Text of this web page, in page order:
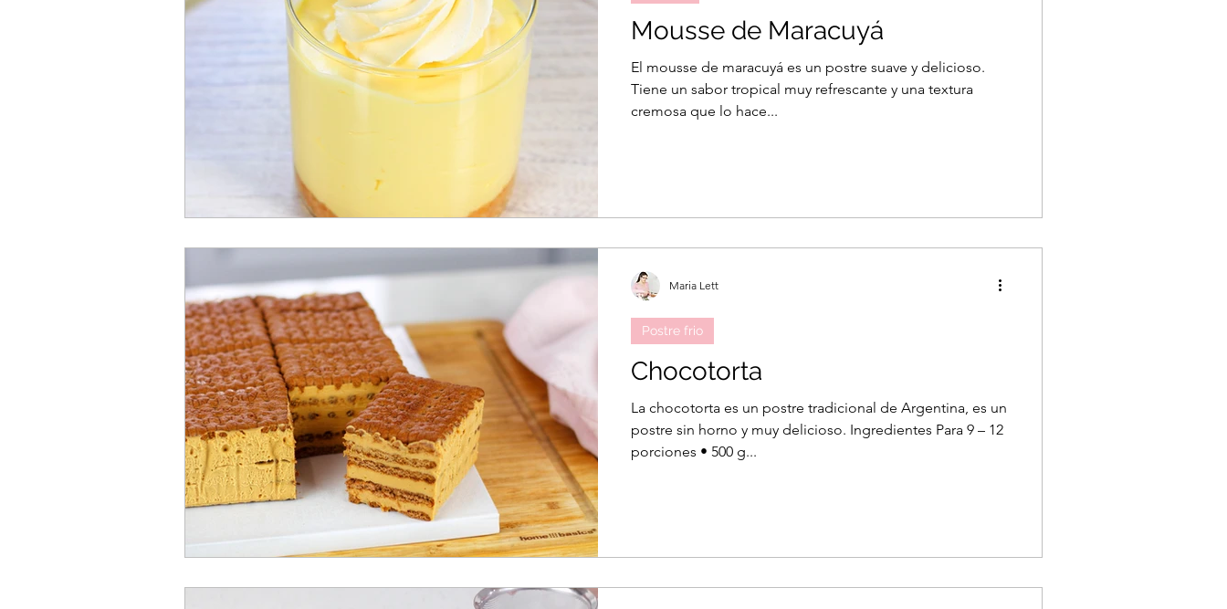
Panqueca Pie Postre frio Rollos de canela
Mousse de Maracuyá
El mousse de maracuyá es un postre suave y delicioso.
Tiene un sabor tropical muy refrescante y una textura
cremosa que lo hace...
Chocotorta
La chocotorta es un postre tradicional de Argentina, es un
postre sin horno y muy delicioso. Ingredientes Para 9 – 12
porciones • 500 g...
Postre frio
Maria Lett